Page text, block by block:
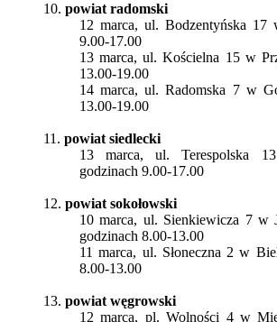
10. powiat radomski
12 marca, ul. Bodzentyńska 17
9.00-17.00
13 marca, ul. Kościelna 15 w
13.00-19.00
14 marca, ul. Radomska 7 w
13.00-19.00
11. powiat siedlecki
13 marca, ul. Terespolska
godzinach 9.00-17.00
12. powiat sokołowski
10 marca, ul. Sienkiewicza 7 w
godzinach 8.00-13.00
11 marca, ul. Słoneczna 2 w
8.00-13.00
13. powiat węgrowski
12 marca, pl. Wolności 4 w